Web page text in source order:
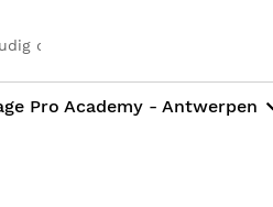
online boeken
Pro Academy - Antwerpen